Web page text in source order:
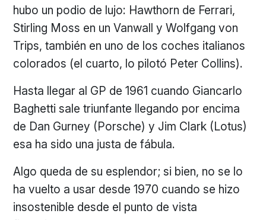
hubo un podio de lujo: Hawthorn de Ferrari,
Stirling Moss en un Vanwall y Wolfgang von
Trips, también en uno de los coches italianos
colorados (el cuarto, lo pilotó Peter Collins).
Hasta llegar al GP de 1961 cuando Giancarlo
Baghetti sale triunfante llegando por encima
de Dan Gurney (Porsche) y Jim Clark (Lotus)
esa ha sido una justa de fábula.
Algo queda de su esplendor; si bien, no se lo
ha vuelto a usar desde 1970 cuando se hizo
insostenible desde el punto de vista